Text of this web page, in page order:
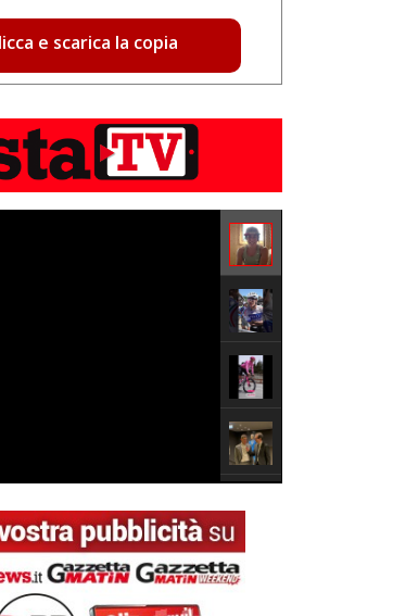
e scarica la copia